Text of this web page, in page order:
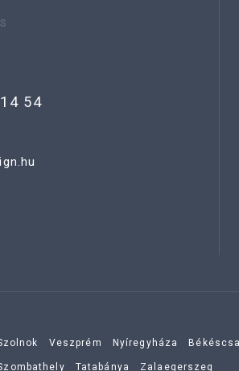
54
Veszprém Nyíregyháza
Tatabánya Zalaegerszeg